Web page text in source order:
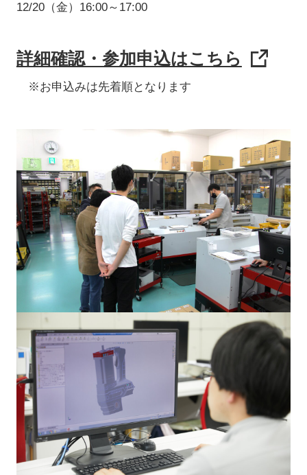
12/20（金）16:00～17:00
詳細確認・参加申込はこちら
※お申込みは先着順となります